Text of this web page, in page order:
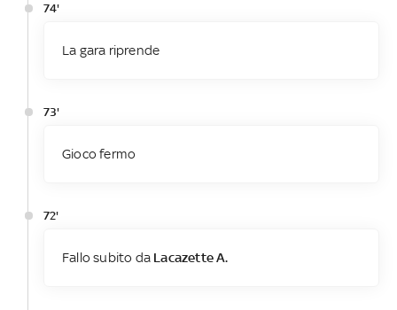
74'
La gara riprende
73'
Gioco fermo
72'
Fallo subito da Lacazette A.